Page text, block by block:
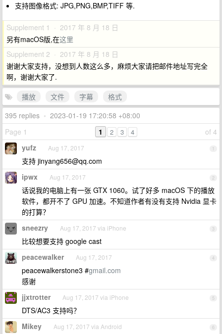
支持图像格式: JPG,PNG,BMP,TIFF 等.
Supplement 1 · 2017 年 8 月 18 日
另有macOS版,在这里
Supplement 2 · 2017 年 8 月 18 日
谢谢大家支持，没想到人数这么多，麻烦大家请把邮件地址写完全
啊，谢谢大家了.
播放
文件 字幕
格式
395 replies • 2023-01-19 17:20:58 +08:00
Page 1
of 4
1 2 3 4
1
yufz Aug 17, 2017
支持 jinyang656@qq.com
2
ipwx Aug 17, 2017
话说我的电脑上有一张 GTX 1060。试了好多 macOS 下的播放
软件，都开不了 GPU 加速。不知道作者有没有支持 Nvidia 显卡
的打算？
3
sneezry Aug 17, 2017 via iPhone
比较想要支持 google cast
4
peacewalker Aug 17, 2017
peacewalkerstone3 #gmail.com
感谢
5
jjxtrotter Aug 17, 2017 via iPhone
DTS/AC3 支持吗？
6
Mikey Aug 17, 2017 via Android